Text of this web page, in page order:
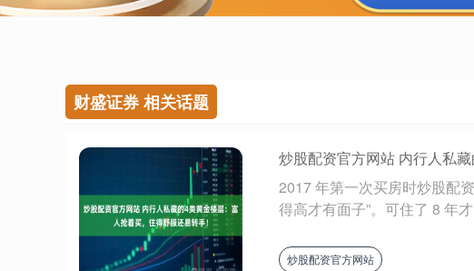
财盛证券 相关话题
炒股配资官方网站 内行人私
2017 年第一次买房时炒股配
得高才有面子”。可住了 8 年
炒股配资官方网站